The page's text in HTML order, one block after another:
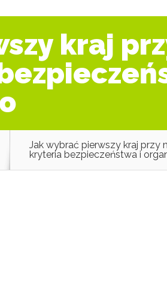
kraj
Jak wybrać pierwszy kraj przy
kryteria bezpieczeństwa i